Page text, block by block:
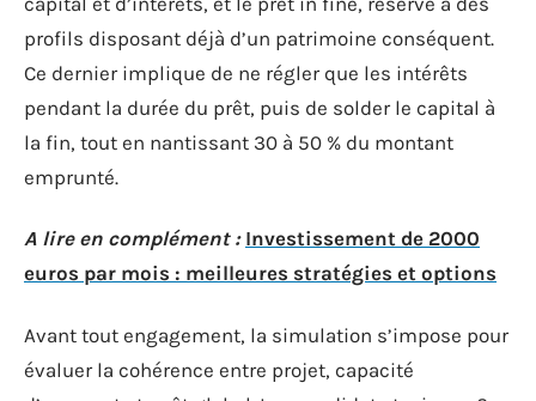
profils disposant déjà d’un patrimoine conséquent.
Ce dernier implique de ne régler que les intérêts
pendant la durée du prêt, puis de solder le capital à
la fin, tout en nantissant 30 à 50 % du montant
emprunté.
A lire en complément : Investissement de 2000
euros par mois : meilleures stratégies et options
Avant tout engagement, la simulation s’impose pour
évaluer la cohérence entre projet, capacité